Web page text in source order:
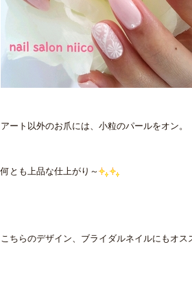
アート以外のお爪には、小粒のパールをオン。
何とも上品な仕上がり～
こちらのデザイン、ブライダルネイルにもオス